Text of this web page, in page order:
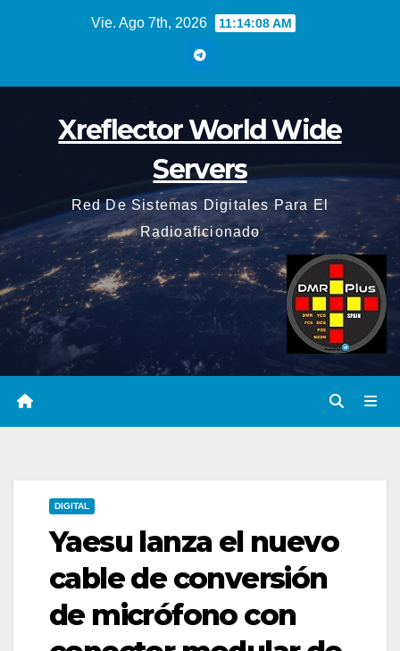
Vie. Ago 7th, 2026 11:14:09 AM
Xreflector World Wide
Servers
Red De Sistemas Digitales Para El
Radioaficionado
DIGITAL
Yaesu lanza el nuevo
cable de conversión
de micrófono con